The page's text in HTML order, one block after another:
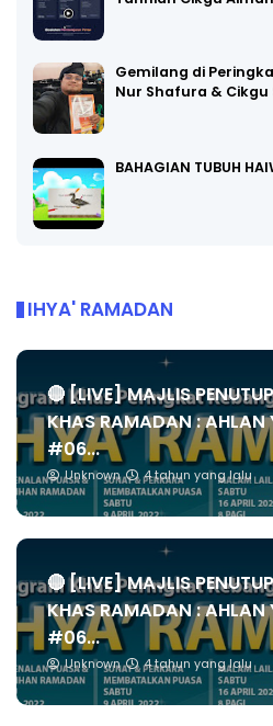
Gemilang di
Nur Shafura & Cikgu
BAHAGIAN TUBUH
IHYA' RAMADAN
🔴 [LIVE] MAJLIS
KHAS RAMADAN :
#06...
Unknown 4 tahun yang lalu
🔴 [LIVE] MAJLIS
KHAS RAMADAN :
#06...
Unknown 4 tahun yang lalu